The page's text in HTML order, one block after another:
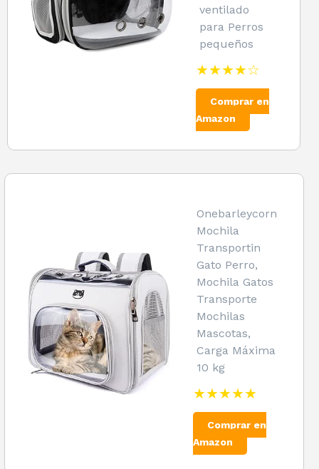
ventilado
para Perros
pequeños
★★★★☆
Comprar en
Amazon
Onebarleycorn
Mochila
Transportin
Gato Perro,
Mochila Gatos
Transporte
Mochilas
Mascotas,
Carga Máxima
10 kg
★★★★★
Comprar en
Amazon